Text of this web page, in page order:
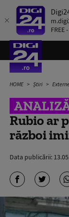
FREE
HOME Știri
Rubio ar
război
Data publicării: